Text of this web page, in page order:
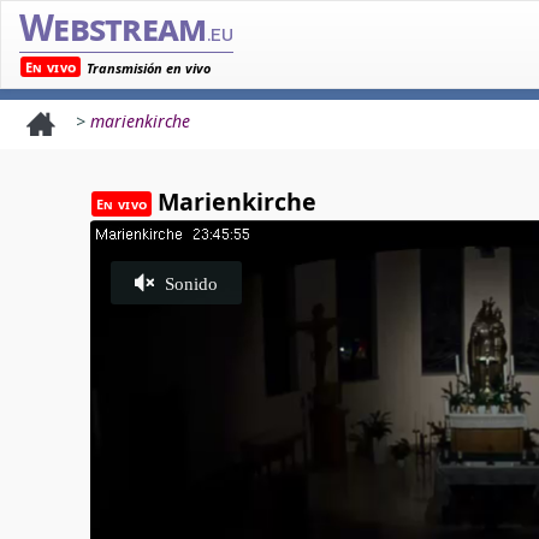
Webstream.eu
En vivo Transmisión en vivo
> marienkirche
En vivo Marienkirche
Sonido